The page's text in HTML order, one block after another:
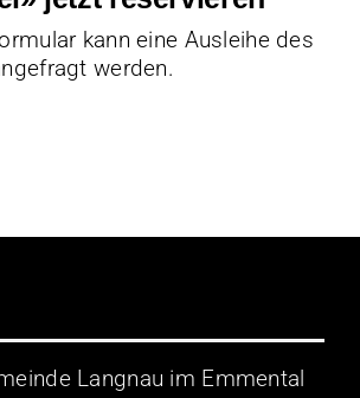
kann eine Ausleihe des
werden.
Langnau im Emmental